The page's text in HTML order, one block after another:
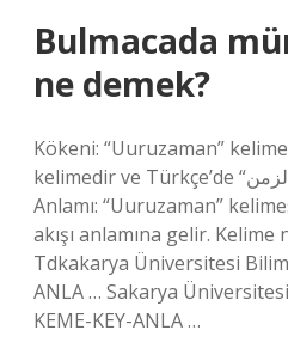
Bulmacada
ne demek?
Kökeni: “Uuruzaman”
kelimedir ve Türkçe’de “مرور الزمن” (Kırp Aur) geçer.
Anlamı: “Uuruzaman”
akışı anlamına gelir.
Tdkakarya Üniversitesi
ANLA … Sakarya
KEME-KEY-ANLA …